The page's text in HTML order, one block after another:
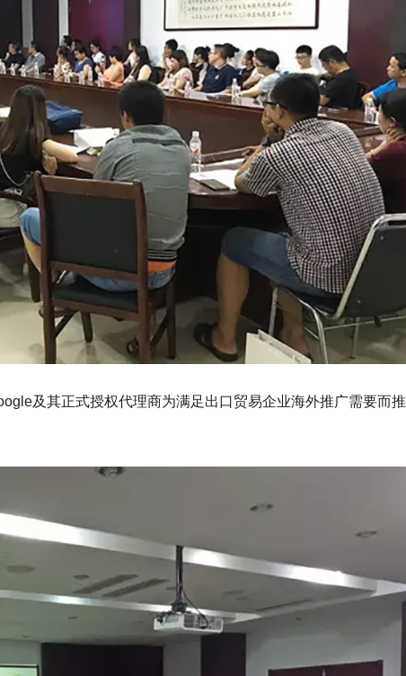
及其正式授权代理商为满足出口贸易企业海外推广需要而推